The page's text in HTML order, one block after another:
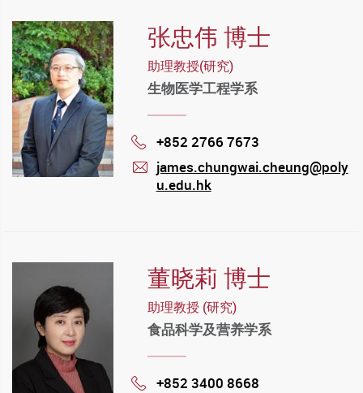
张忠伟 博士
助理教授(研究)
生物医学工程学系
Phone
+852 2766 7673
mail
james.chungwai.cheung@poly
u.edu.hk
董晓莉 博士
助理教授 (研究)
食品科学及营养学系
Phone
+852 3400 8668